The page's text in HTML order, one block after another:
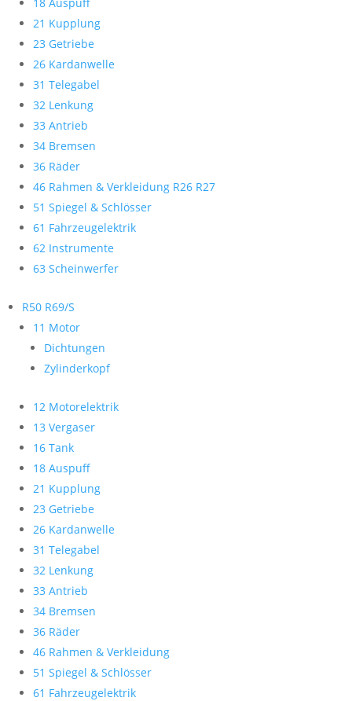
21 Kupplung
23 Getriebe
26 Kardanwelle
31 Telegabel
32 Lenkung
33 Antrieb
34 Bremsen
36 Räder
46 Rahmen & Verkleidung R26 R27
51 Spiegel & Schlösser
61 Fahrzeugelektrik
62 Instrumente
63 Scheinwerfer
R50 R69/S
11 Motor
Dichtungen
Zylinderkopf
12 Motorelektrik
13 Vergaser
16 Tank
18 Auspuff
21 Kupplung
23 Getriebe
26 Kardanwelle
31 Telegabel
32 Lenkung
33 Antrieb
34 Bremsen
36 Räder
46 Rahmen & Verkleidung
51 Spiegel & Schlösser
61 Fahrzeugelektrik